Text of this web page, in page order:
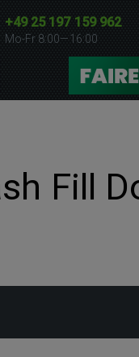
+49 25 197 159 962
Mo-Fr 8:00—16:00
Fill